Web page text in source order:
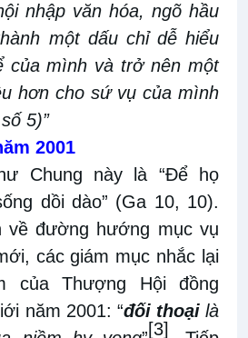
nhập văn hóa, ngõ hầu
một dấu chỉ dễ hiểu
của mình và trở nên một
hơn cho sứ vụ của mình
5)”
2001
Chung này là “Để họ
dồi dào” (Ga 10, 10).
về đường hướng mục vụ
các giám mục nhắc lại
của Thượng Hội đồng
năm 2001: “đối thoại là
[3]